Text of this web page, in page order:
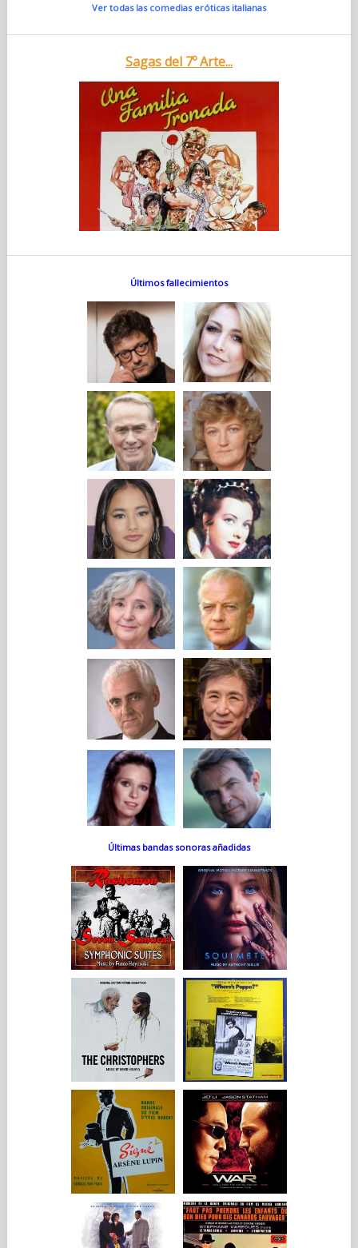
Ver todas las comedias eróticas italianas
Sagas del 7º Arte...
Últimos fallecimientos
Últimas bandas sonoras añadidas